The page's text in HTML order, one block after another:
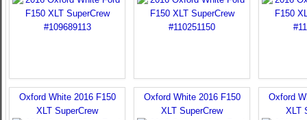
Oxford White 2016 F150
XLT SuperCrew
Oxford White 2016 F150
XLT SuperCrew
Oxford
XLT